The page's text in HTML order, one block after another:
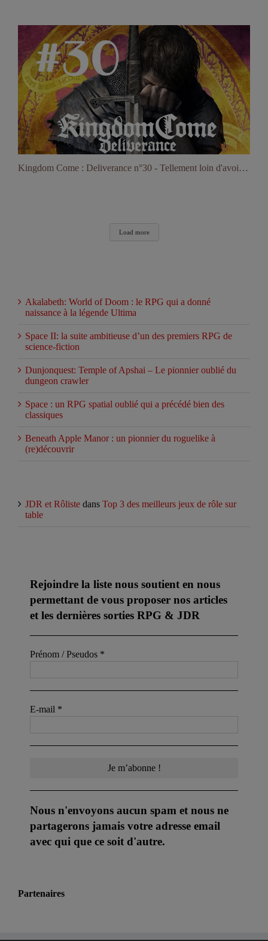
Kingdom Come : Deliverance n°30 - Tellement loin d'avoir terminé le jeu !
Load more
Akalabeth: World of Doom : le RPG qui a donné
naissance à la légende Ultima
Space II: la suite ambitieuse d’un des premiers RPG de
science-fiction
Dunjonquest: Temple of Apshai – Le pionnier oublié du
dungeon crawler
Space : un RPG spatial oublié qui a précédé bien des
classiques
Beneath Apple Manor : un pionnier du roguelike à
(re)découvrir
JDR et Rôliste dans Top 3 des meilleurs jeux de rôle sur
table
Rejoindre la liste nous soutient en nous
permettant de vous proposer nos articles
et les dernières sorties RPG & JDR
Prénom / Pseudos *
E-mail *
Nous n'envoyons aucun spam et nous ne
partagerons jamais votre adresse email
avec qui que ce soit d'autre.
Partenaires